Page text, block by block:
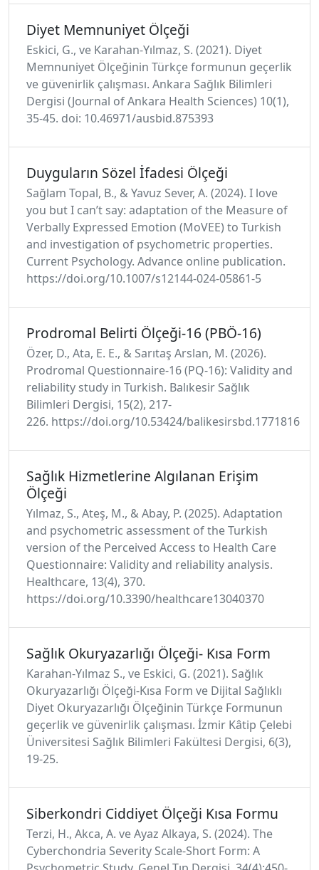
Diyet Memnuniyet Ölçeği
Eskici, G., ve Karahan-Yılmaz, S. (2021). Diyet
Memnuniyet Ölçeğinin Türkçe formunun geçerlik
ve güvenirlik çalışması. Ankara Sağlık Bilimleri
Dergisi (Journal of Ankara Health Sciences) 10(1),
35-45. doi: 10.46971/ausbid.875393
Duyguların Sözel İfadesi Ölçeği
Sağlam Topal, B., & Yavuz Sever, A. (2024). I love
you but I can’t say: adaptation of the Measure of
Verbally Expressed Emotion (MoVEE) to Turkish
and investigation of psychometric properties.
Current Psychology. Advance online publication.
https://doi.org/10.1007/s12144-024-05861-5
Prodromal Belirti Ölçeği-16 (PBÖ-16)
Özer, D., Ata, E. E., & Sarıtaş Arslan, M. (2026).
Prodromal Questionnaire-16 (PQ-16): Validity and
reliability study in Turkish. Balıkesir Sağlık
Bilimleri Dergisi, 15(2), 217-
226. https://doi.org/10.53424/balikesirsbd.1771816
Sağlık Hizmetlerine Algılanan Erişim
Ölçeği
Yılmaz, S., Ateş, M., & Abay, P. (2025). Adaptation
and psychometric assessment of the Turkish
version of the Perceived Access to Health Care
Questionnaire: Validity and reliability analysis.
Healthcare, 13(4), 370.
https://doi.org/10.3390/healthcare13040370
Sağlık Okuryazarlığı Ölçeği- Kısa Form
Karahan-Yılmaz S., ve Eskici, G. (2021). Sağlık
Okuryazarlığı Ölçeği-Kısa Form ve Dijital Sağlıklı
Diyet Okuryazarlığı Ölçeğinin Türkçe Formunun
geçerlik ve güvenirlik çalışması. İzmir Kâtip Çelebi
Üniversitesi Sağlık Bilimleri Fakültesi Dergisi, 6(3),
19-25.
Siberkondri Ciddiyet Ölçeği Kısa Formu
Terzi, H., Akca, A. ve Ayaz Alkaya, S. (2024). The
Cyberchondria Severity Scale-Short Form: A